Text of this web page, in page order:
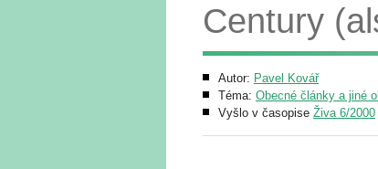
Century
Autor: Pavel Kovář
Téma: Obecné články a jiné
Vyšlo v časopise Živa 6/2000